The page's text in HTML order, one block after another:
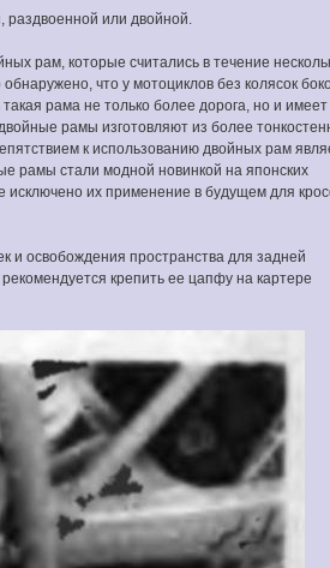
раздвоенной или двойной.
рам, которые считались в течение
что у мотоциклов без колясок
рама не только более дорога, но и имеет
рамы изготовляют из более
к использованию двойных рам
рамы стали модной новинкой на японских
исключено их применение в будущем для
и освобождения пространства для задней
крепить ее цапфу на картере